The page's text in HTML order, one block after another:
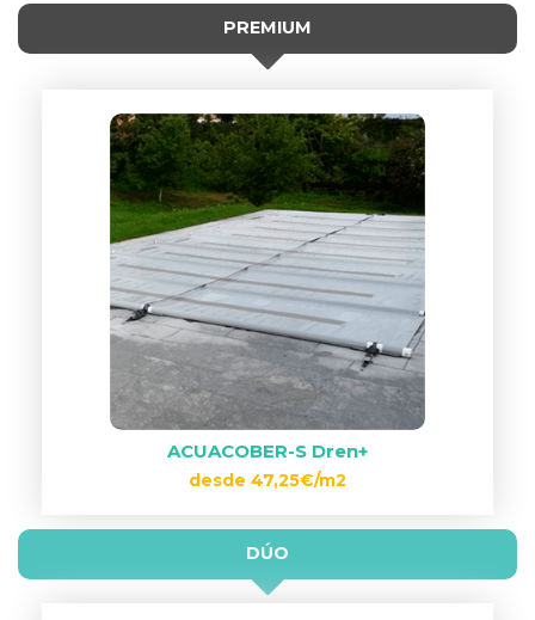
PREMIUM
ACUACOBER-S Dren+
desde 47,25€/m2
DÚO